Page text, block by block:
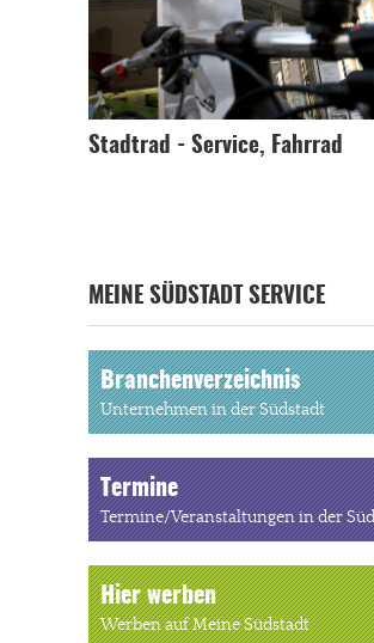
Stadtrad - Service, Fahrrad
MEINE SÜDSTADT SERVICE
Branchenverzeichnis
Unternehmen in der Südstadt
Termine
Termine/Veranstaltungen in der
Hier werben
Werben auf Meine Südstadt